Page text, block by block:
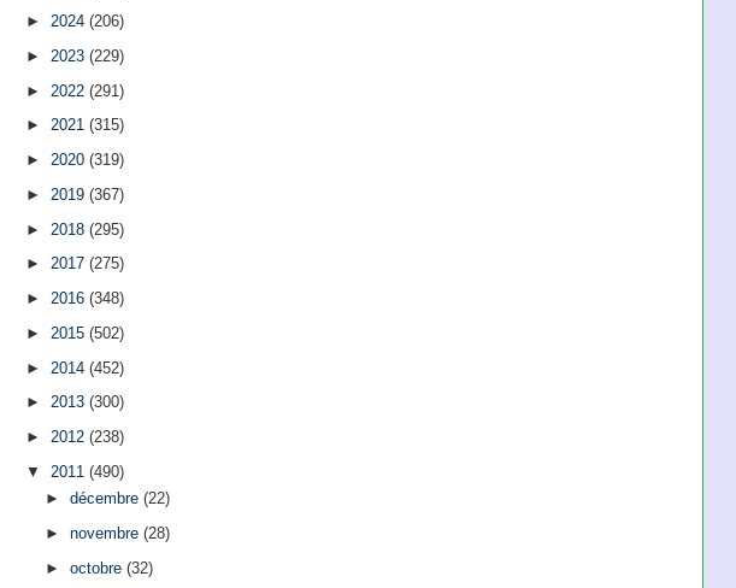
►2024(206)
► 2023(229)
► 2022(291)
►2021(315)
►2020(319)
► 2019(367)
► 2018(295)
►2017(275)
►2016(348)
► 2015(502)
► 2014(452)
►2013(300)
►2012(238)
▼ 2011(490)
► décembre (22)
► novembre (28)
► octobre (32)